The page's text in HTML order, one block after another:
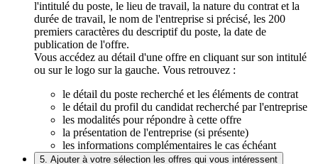
l'intitulé du poste, le lieu de travail, la nature du contrat et la
durée de travail, le nom de l'entreprise si précisé, les 200
premiers caractères du descriptif du poste, la date de
publication de l'offre.
Vous accédez au détail d'une offre en cliquant sur son intitulé
ou sur le logo sur la gauche. Vous retrouvez :
le détail du poste recherché et les éléments de contrat
le détail du profil du candidat recherché par l'entreprise
les modalités pour répondre à cette offre
la présentation de l'entreprise (si présente)
les informations complémentaires le cas échéant
5. Ajouter à votre sélection les offres qui vous intéressent